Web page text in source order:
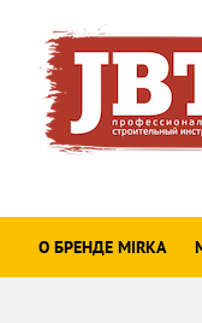
О БРЕНДЕ MIRKA